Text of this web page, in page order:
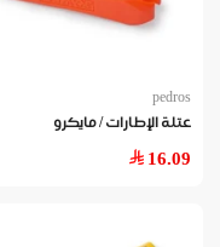
pedros
عتلة الإطارات / مايكرو
16.09